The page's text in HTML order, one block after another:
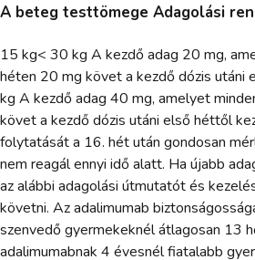
A beteg testtömege Adagolási
15 kg< 30 kg A kezdő adag 20 mg,
héten 20 mg követ a kezdő dózis utáni
kg A kezdő adag 40 mg, amelyet
követ a kezdő dózis utáni első héttől
folytatását a 16. hét után gondosan
nem reagál ennyi idő alatt. Ha újabb
az alábbi adagolási útmutatót és
követni. Az adalimumab
szenvedő gyermekeknél átlagosan 13
adalimumabnak 4 évesnél fiatalabb